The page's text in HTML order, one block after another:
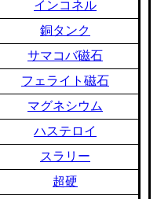
インコネル
銅タンク
サマコバ磁石
フェライト磁石
マグネシウム
ハステロイ
スラリー
超硬